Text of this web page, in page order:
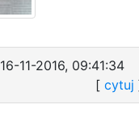
16-11-2016, 09:41:34
[ cytuj